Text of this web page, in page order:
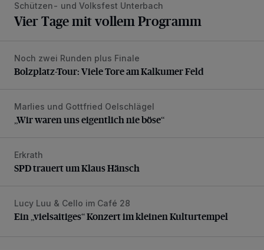
Schützen- und Volksfest Unterbach
Vier Tage mit vollem Programm
Bolzplatz-Tour: Viele Tore am Kalkumer Feld
Noch zwei Runden plus Finale
Bolzplatz-Tour: Viele Tore am Kalkumer Feld
„Wir waren uns eigentlich nie böse“
Marlies und Gottfried Oelschlägel
„Wir waren uns eigentlich nie böse“
SPD trauert um Klaus Hänsch
Erkrath
SPD trauert um Klaus Hänsch
Ein „vielsaitiges“ Konzert im kleinen Kulturtempel
Lucy Luu & Cello im Café 28
Ein „vielsaitiges“ Konzert im kleinen Kulturtempel